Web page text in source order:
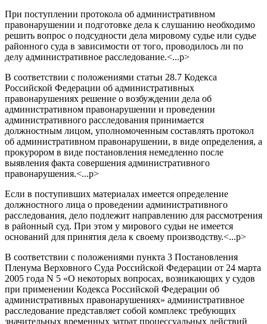
При поступлении протокола об административном
правонарушении и подготовке дела к слушанию необходимо
решить вопрос о подсудности дела мировому судье или судье
районного суда в зависимости от того, проводилось ли по
делу административное расследование.<...p>
В соответствии с положениями статьи 28.7 Кодекса
Российской Федерации об административных
правонарушениях решение о возбуждении дела об
административном правонарушении и проведении
административного расследования принимается
должностным лицом, уполномоченным составлять протокол
об административном правонарушении, в виде определения, а
прокурором в виде постановления немедленно после
выявления факта совершения административного
правонарушения.<...p>
Если в поступивших материалах имеется определение
должностного лица о проведении административного
расследования, дело подлежит направлению для рассмотрения
в районный суд. При этом у мирового судьи не имеется
оснований для принятия дела к своему производству.<...p>
В соответствии с положениями пункта 3 Постановления
Пленума Верховного Суда Российской Федерации от 24 марта
2005 года N 5 «О некоторых вопросах, возникающих у судов
при применении Кодекса Российской Федерации об
административных правонарушениях» административное
расследование представляет собой комплекс требующих
значительных временных затрат процессуальных действий